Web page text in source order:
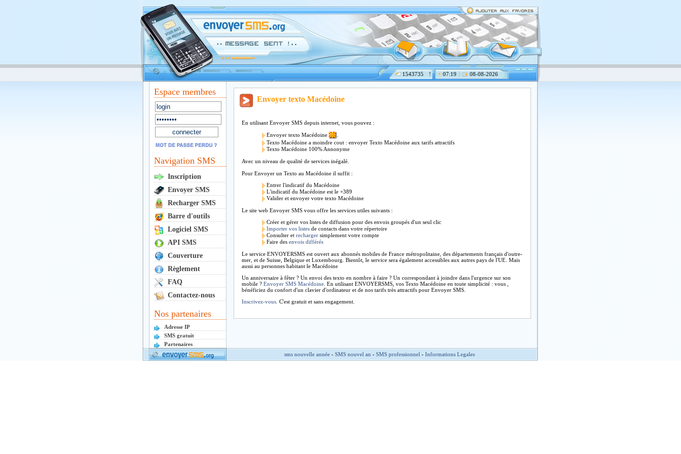
1543735 07:19 08-08-2026
Espace membres
Navigation SMS
Inscription
Envoyer SMS
Recharger SMS
Barre d'outils
Logiciel SMS
API SMS
Couverture
Règlement
FAQ
Contactez-nous
Nos partenaires
Adresse IP
SMS gratuit
Partenaires
Envoyer texto Macédoine
En utilisant Envoyer SMS depuis internet, vous pouvez :
Envoyer texto Macédoine
Texto Macédoine a moindre cout : envoyer Texto Macédoine aux tarifs attractifs
Texto Macédoine 100% Annonyme
Avec un niveau de qualité de services inégalé.
Pour Envoyer un Texto au Macédoine il suffit :
Entrer l'indicatif du Macédoine
L'indicatif du Macédoine est le +389
Valider et envoyer votre texto Macédoine
Le site web Envoyer SMS vous offre les services utiles suivants :
Créer et gérer vos listes de diffusion pour des envois groupés d'un seul clic
Importer vos listes de contacts dans votre répertoire
Consulter et recharger simplement votre compte
Faire des envois différés
Le service ENVOYERSMS est ouvert aux abonnés mobiles de France métropolitaine, des départements français d'outre-
mer, et de Suisse, Belgique et Luxembourg. Bientôt, le service sera également accessibles aux autres pays de l'UE. Mais
aussi au personnes habitant le Macédoine
Un anniversaire à fêter ? Un envoi des texto en nombre à faire ? Un correspondant à joindre dans l'urgence sur son
mobile ? Envoyer SMS Macédoine . En utilisant ENVOYERSMS, vos Texto Macédoine en toute simplicité : vous ,
bénéficiez du confort d'un clavier d'ordinateur et de nos tarifs très attractifs pour Envoyer SMS.
Inscrivez-vous. C'est gratuit et sans engagement.
sms nouvelle année- SMS nouvel an - SMS professionnel - Informations Legales